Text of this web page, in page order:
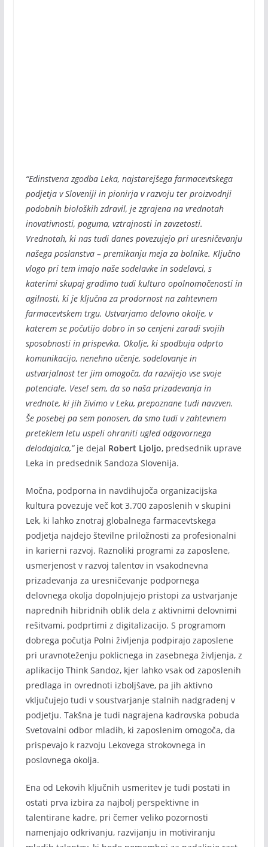
“Edinstvena zgodba Leka, najstarejšega farmacevtskega
podjetja v Sloveniji in pionirja v razvoju ter proizvodnji
podobnih bioloških zdravil, je zgrajena na vrednotah
inovativnosti, poguma, vztrajnosti in zavzetosti.
Vrednotah, ki nas tudi danes povezujejo pri uresničevanju
našega poslanstva – premikanju meja za bolnike. Ključno
vlogo pri tem imajo naše sodelavke in sodelavci, s
katerimi skupaj gradimo tudi kulturo opolnomočenosti in
agilnosti, ki je ključna za prodornost na zahtevnem
farmacevtskem trgu. Ustvarjamo delovno okolje, v
katerem se počutijo dobro in so cenjeni zaradi svojih
sposobnosti in prispevka. Okolje, ki spodbuja odprto
komunikacijo, nenehno učenje, sodelovanje in
ustvarjalnost ter jim omogoča, da razvijejo vse svoje
potenciale. Vesel sem, da so naša prizadevanja in
vrednote, ki jih živimo v Leku, prepoznane tudi navzven.
Še posebej pa sem ponosen, da smo tudi v zahtevnem
preteklem letu uspeli ohraniti ugled odgovornega
delodajalca,”je dejal Robert Ljoljo, predsednik uprave
Leka in predsednik Sandoza Slovenija.
Močna, podporna in navdihujoča organizacijska
kultura povezuje več kot 3.700 zaposlenih v skupini
Lek, ki lahko znotraj globalnega farmacevtskega
podjetja najdejo številne priložnosti za profesionalni
in karierni razvoj. Raznoliki programi za zaposlene,
usmerjenost v razvoj talentov in vsakodnevna
prizadevanja za uresničevanje podpornega
delovnega okolja dopolnjujejo pristopi za ustvarjanje
naprednih hibridnih oblik dela z aktivnimi delovnimi
rešitvami, podprtimi z digitalizacijo. S programom
dobrega počutja Polni življenja podpirajo zaposlene
pri uravnoteženju poklicnega in zasebnega življenja, z
aplikacijo Think Sandoz, kjer lahko vsak od zaposlenih
predlaga in ovrednoti izboljšave, pa jih aktivno
vključujejo tudi v soustvarjanje stalnih nadgradenj v
podjetju. Takšna je tudi nagrajena kadrovska pobuda
Svetovalni odbor mladih, ki zaposlenim omogoča, da
prispevajo k razvoju Lekovega strokovnega in
poslovnega okolja.
Ena od Lekovih ključnih usmeritev je tudi postati in
ostati prva izbira za najbolj perspektivne in
talentirane kadre, pri čemer veliko pozornosti
namenjajo odkrivanju, razvijanju in motiviranju